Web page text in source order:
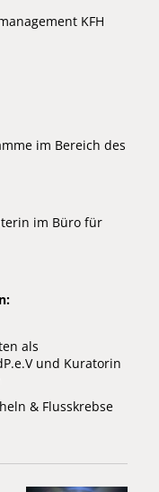
KFH
im Bereich des
im Büro für
als
und Kuratorin
& Flusskrebse